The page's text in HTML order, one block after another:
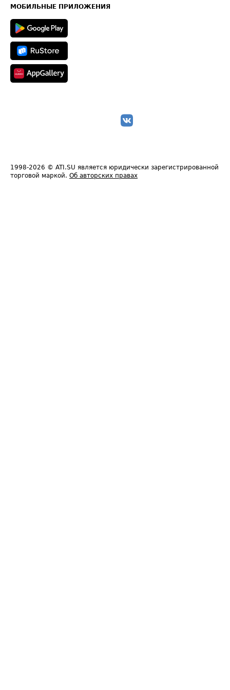
Техническая информация
МОБИЛЬНЫЕ ПРИЛОЖЕНИЯ
1998-2026 © ATI.SU является юридически зарегистрированной
торговой маркой. Об авторских правах